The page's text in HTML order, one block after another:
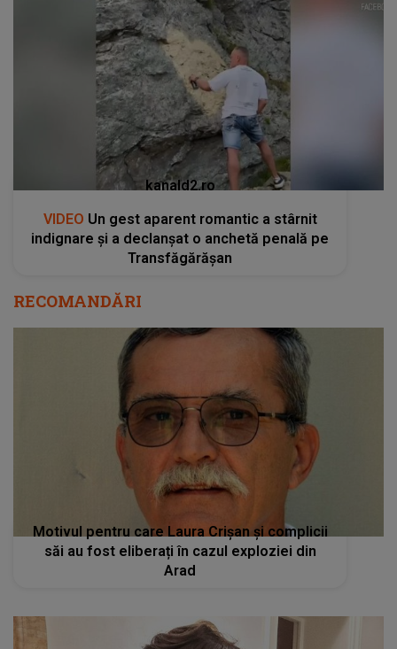
kanald2.ro
VIDEO Un gest aparent romantic a stârnit
indignare și a declanșat o anchetă penală pe
Transfăgărășan
RECOMANDĂRI
Motivul pentru care Laura Crișan și complicii
săi au fost eliberați în cazul exploziei din
Arad